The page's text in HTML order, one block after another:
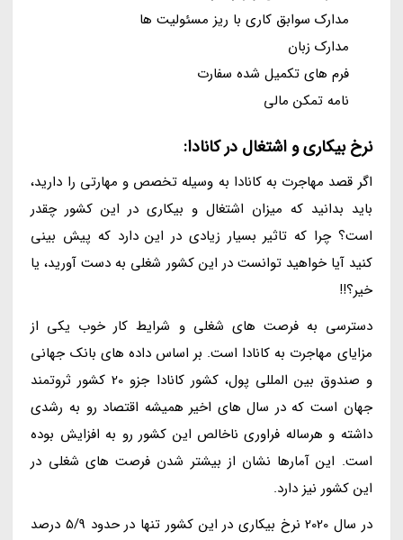
مدارک سوابق کاری با ریز مسئولیت ها
مدارک زبان
فرم های تکمیل شده سفارت
نامه تمکن مالی
نرخ بیکاری و اشتغال در کانادا:
اگر قصد مهاجرت به کانادا به وسیله تخصص و مهارتی را دارید،
باید بدانید که میزان اشتغال و بیکاری در این کشور چقدر
است؟ چرا که تاثیر بسیار زیادی در این دارد که پیش بینی
کنید آیا خواهید توانست در این کشور شغلی به دست آورید، یا
خیر؟!!
دسترسی به فرصت های شغلی و شرایط کار خوب یکی از
مزایای مهاجرت به کانادا است. بر اساس داده های بانک جهانی
و صندوق بین المللی پول، کشور کانادا جزو 20 کشور ثروتمند
جهان است که در سال های اخیر همیشه اقتصاد رو به رشدی
داشته و هرساله فراوری ناخالص این کشور رو به افزایش بوده
است. این آمارها نشان از بیشتر شدن فرصت های شغلی در
این کشور نیز دارد.
در سال 2020 نرخ بیکاری در این کشور تنها در حدود 5/9 درصد